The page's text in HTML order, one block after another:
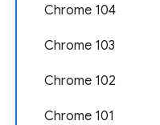
Chrome 104
Chrome 103
Chrome 102
Chrome 101